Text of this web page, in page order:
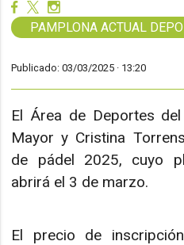
PAMPLONA ACTUAL
Publicado: 03/03/2025 · 13:20
El Área de Deportes
Mayor y Cristina
de pádel 2025, cuyo
abrirá el 3 de marzo.
El precio de